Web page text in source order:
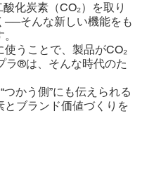
化炭素（CO₂）を取り
──そんな新しい機能をも
うことで、製品がCO₂
ラ®は、そんな時代のた
つかう側”にも伝えられる
ブランド価値づくりを